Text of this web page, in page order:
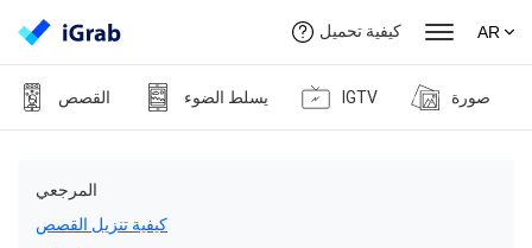
كيفية تحميل AR
القصص يسلط الضوء IGTV صورة
المرجعي
كيفية تنزيل القصص